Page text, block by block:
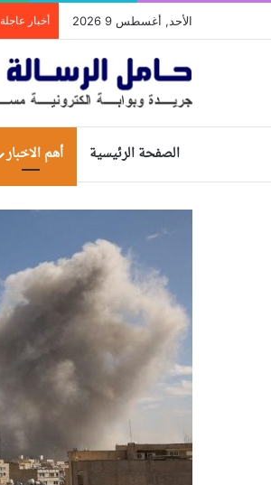
الأحد, أغسطس 9 2026 أخبار عاجلة
الصفحة الرئيسية أهم الاخبار